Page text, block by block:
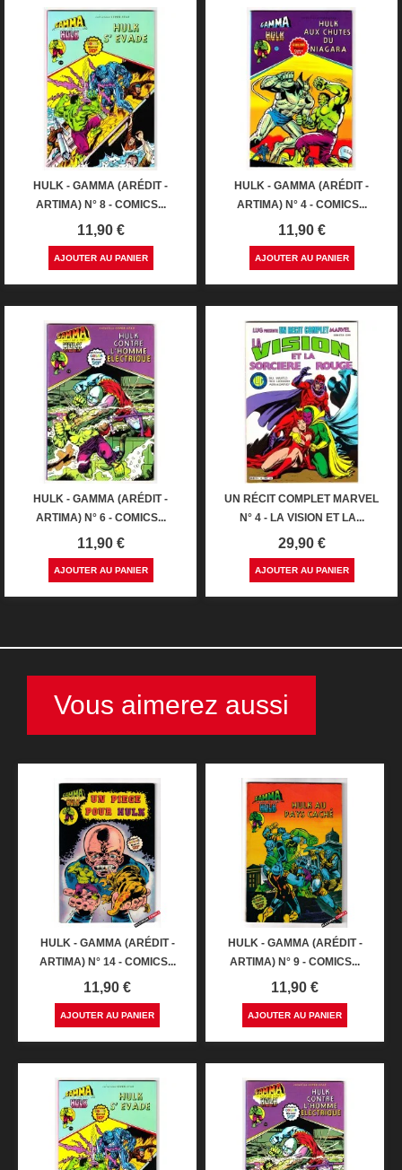
HULK - GAMMA (ARÉDIT -
ARTIMA) N° 8 - COMICS...
Prix
11,90 €
AJOUTER AU PANIER
HULK - GAMMA (ARÉDIT -
ARTIMA) N° 4 - COMICS...
Prix
11,90 €
AJOUTER AU PANIER
HULK - GAMMA (ARÉDIT -
ARTIMA) N° 6 - COMICS...
Prix
11,90 €
AJOUTER AU PANIER
UN RÉCIT COMPLET MARVEL
N° 4 - LA VISION ET LA...
Prix
29,90 €
AJOUTER AU PANIER
Vous aimerez aussi
HULK - GAMMA (ARÉDIT -
ARTIMA) N° 14 - COMICS...
Prix
11,90 €
AJOUTER AU PANIER
HULK - GAMMA (ARÉDIT -
ARTIMA) N° 9 - COMICS...
Prix
11,90 €
AJOUTER AU PANIER